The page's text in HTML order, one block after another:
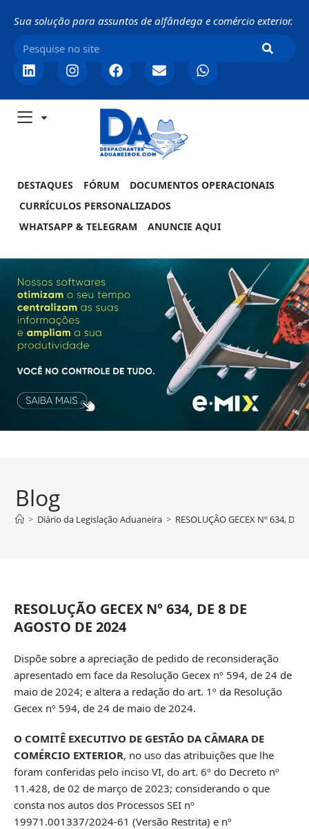
Sua solução para assuntos de alfândega e comércio exterior.
DESTAQUES FÓRUM
DOCUMENTOS OPERACIONAIS
CURRÍCULOS PERSONALIZADOS
WHATSAPP & TELEGRAM
ANUNCIE AQUI
Blog
> Diário da Legislação Aduaneira > RESOLUÇÃO GECEX Nº 634, DE
RESOLUÇÃO GECEX Nº 634, DE 8 DE
AGOSTO DE 2024
Dispõe sobre a apreciação de pedido de reconsideração
apresentado em face da Resolução Gecex nº 594, de 24 de
maio de 2024; e altera a redação do art. 1º da Resolução
Gecex nº 594, de 24 de maio de 2024.
O COMITÊ EXECUTIVO DE GESTÃO DA CÂMARA DE
COMÉRCIO EXTERIOR, no uso das atribuições que lhe
foram conferidas pelo inciso VI, do art. 6º do Decreto nº
11.428, de 02 de março de 2023; considerando o que
consta nos autos dos Processos SEI nº
19971.001337/2024-61 (Versão Restrita) e nº